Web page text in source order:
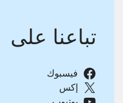
تباعنا على
فيسبوك
إكس